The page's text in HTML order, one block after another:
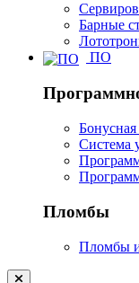
Барные
ПО
Бонусная
Система
Пломбы
Пломбы